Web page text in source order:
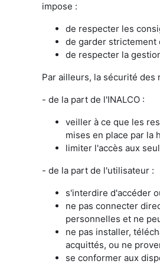
impose :
de respecter les
de garder strictement
de respecter la
Par ailleurs, la sécurité
- de la part de l'INALCO :
veiller à ce que les
mises en place par la
limiter l'accès aux
- de la part de l'utilisateur :
s'interdire d'accéder
ne pas connecter
personnelles et ne
ne pas installer,
acquittés, ou ne
se conformer aux